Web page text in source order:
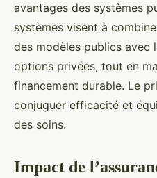
avantages des systèmes
systèmes visent à
des modèles publics avec
options privées, tout en
financement durable. Le
conjuguer efficacité et
des soins.
Impact de